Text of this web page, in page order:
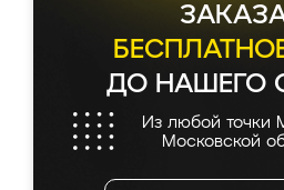
ДО НАШЕГО
Из любой точки
Московской